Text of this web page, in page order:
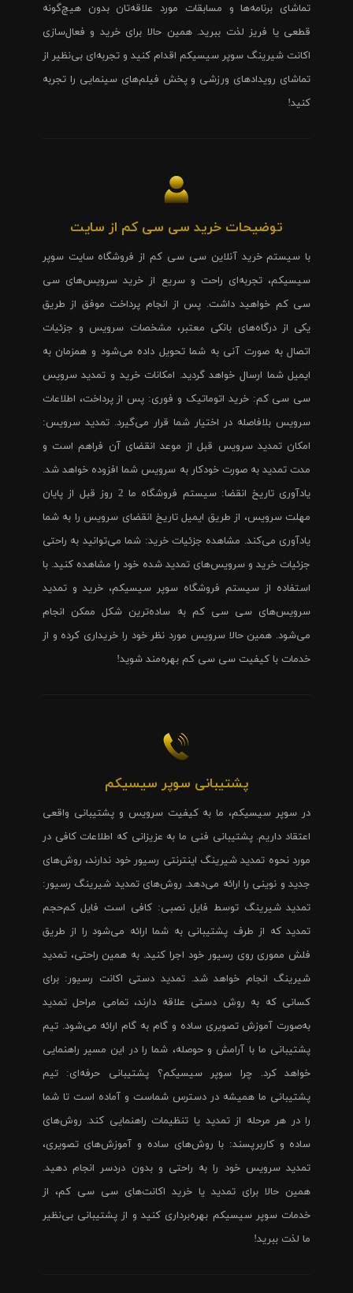
تماشای برنامه‌ها و مسابقات مورد علاقه‌تان بدون هیچ‌گونه
قطعی یا فریز لذت ببرید. همین حالا برای خرید و فعال‌سازی
اکانت شیرینگ سوپر سیسیکم اقدام کنید و تجربه‌ای بی‌نظیر از
تماشای رویدادهای ورزشی و پخش فیلم‌های سینمایی را تجربه
کنید!
توضیحات خرید سی سی کم از سایت
با سیستم خرید آنلاین سی سی کم از فروشگاه سایت سوپر
سیسیکم، تجربه‌ای راحت و سریع از خرید سرویس‌های سی
سی کم خواهید داشت. پس از انجام پرداخت موفق از طریق
یکی از درگاه‌های بانکی معتبر، مشخصات سرویس و جزئیات
اتصال به صورت آنی به شما تحویل داده می‌شود و همزمان به
ایمیل شما ارسال خواهد گردید. امکانات خرید و تمدید سرویس
سی سی کم: خرید اتوماتیک و فوری: پس از پرداخت، اطلاعات
سرویس بلافاصله در اختیار شما قرار می‌گیرد. تمدید سرویس:
امکان تمدید سرویس قبل از موعد انقضای آن فراهم است و
مدت تمدید به صورت خودکار به سرویس شما افزوده خواهد شد.
یادآوری تاریخ انقضا: سیستم فروشگاه ما 2 روز قبل از پایان
مهلت سرویس، از طریق ایمیل تاریخ انقضای سرویس را به شما
یادآوری می‌کند. مشاهده جزئیات خرید: شما می‌توانید به راحتی
جزئیات خرید و سرویس‌های تمدید شده خود را مشاهده کنید. با
استفاده از سیستم فروشگاه سوپر سیسیکم، خرید و تمدید
سرویس‌های سی سی کم به ساده‌ترین شکل ممکن انجام
می‌شود. همین حالا سرویس مورد نظر خود را خریداری کرده و از
خدمات با کیفیت سی سی کم بهره‌مند شوید!
پشتیبانی سوپر سیسیکم
در سوپر سیسیکم، ما به کیفیت سرویس و پشتیبانی واقعی
اعتقاد داریم. پشتیبانی فنی ما به عزیزانی که اطلاعات کافی در
مورد نحوه تمدید شیرینگ اینترنتی رسیور خود ندارند، روش‌های
جدید و نوینی را ارائه می‌دهد. روش‌های تمدید شیرینگ رسیور:
تمدید شیرینگ توسط فایل نصبی: کافی است فایل کم‌حجم
تمدید که از طرف پشتیبانی به شما ارائه می‌شود را از طریق
فلش مموری روی رسیور خود اجرا کنید. به همین راحتی، تمدید
شیرینگ انجام خواهد شد. تمدید دستی اکانت رسیور: برای
کسانی که به روش دستی علاقه دارند، تمامی مراحل تمدید
به‌صورت آموزش تصویری ساده و گام به گام ارائه می‌شود. تیم
پشتیبانی ما با آرامش و حوصله، شما را در این مسیر راهنمایی
خواهد کرد. چرا سوپر سیسیکم؟ پشتیبانی حرفه‌ای: تیم
پشتیبانی ما همیشه در دسترس شماست و آماده است تا شما
را در هر مرحله از تمدید یا تنظیمات راهنمایی کند. روش‌های
ساده و کاربرپسند: با روش‌های ساده و آموزش‌های تصویری،
تمدید سرویس خود را به راحتی و بدون دردسر انجام دهید.
همین حالا برای تمدید یا خرید اکانت‌های سی سی کم، از
خدمات سوپر سیسیکم بهره‌برداری کنید و از پشتیبانی بی‌نظیر
ما لذت ببرید!